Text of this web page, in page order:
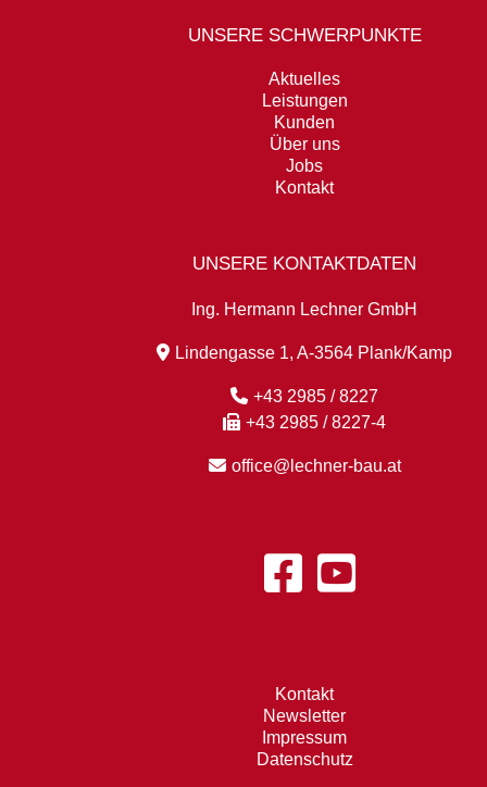
UNSERE SCHWERPUNKTE
Aktuelles
Leistungen
Kunden
Über uns
Jobs
Kontakt
UNSERE KONTAKTDATEN
Ing. Hermann Lechner GmbH
Lindengasse 1, A-3564 Plank/Kamp
+43 2985 / 8227
+43 2985 / 8227-4
office@lechner-bau.at
Kontakt
Newsletter
Impressum
Datenschutz